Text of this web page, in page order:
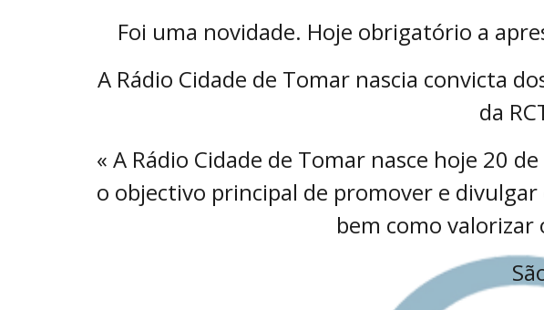
Foi uma novidade. Hoje obrigatório a
A Rádio Cidade de Tomar nascia convicta
da
« A Rádio Cidade de Tomar nasce hoje 20
o objectivo principal de promover e
bem como valorizar